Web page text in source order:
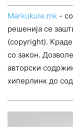
Markukule.mk -
решенија се
(copyright).
со закон.
авторски
хиперлинк до